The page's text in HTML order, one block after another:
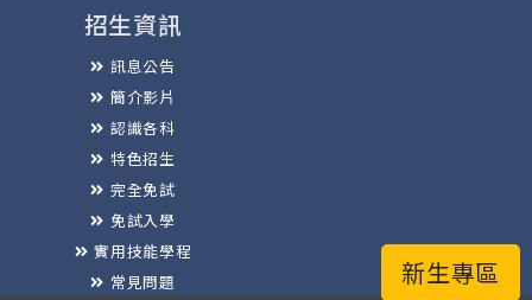
新生專區
招生資訊
訊息公告
簡介影片
認識各科
特色招生
完全免試
免試入學
實用技能學程
常見問題